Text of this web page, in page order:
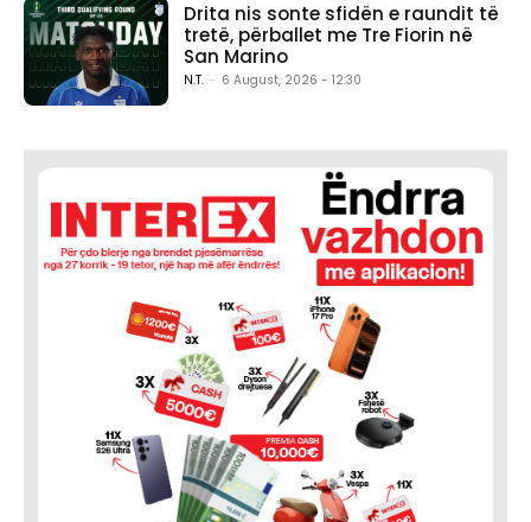
Drita nis sonte sfidën e raundit të
tretë, përballet me Tre Fiorin në
San Marino
N.T. - 6 August, 2026 - 12:30